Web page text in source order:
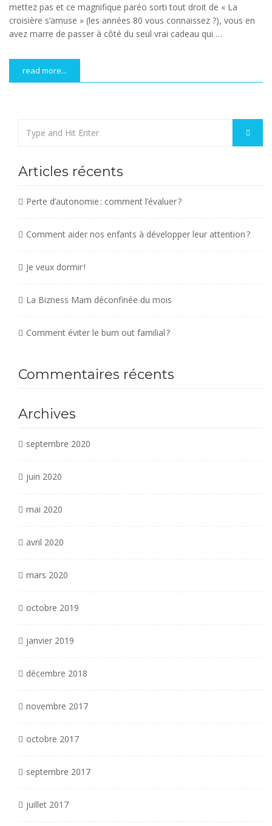
mettez pas et ce magnifique paréo sorti tout droit de « La
croisière s’amuse » (les années 80 vous connaissez ?), vous en
avez marre de passer à côté du seul vrai cadeau qui …
read more...
Articles récents
Perte d’autonomie : comment l’évaluer ?
Comment aider nos enfants à développer leur attention ?
Je veux dormir !
La Bizness Mam déconfinée du mois
Comment éviter le burn out familial ?
Commentaires récents
Archives
septembre 2020
juin 2020
mai 2020
avril 2020
mars 2020
octobre 2019
janvier 2019
décembre 2018
novembre 2017
octobre 2017
septembre 2017
juillet 2017